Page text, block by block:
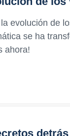
evolución de
se ha
ahora!